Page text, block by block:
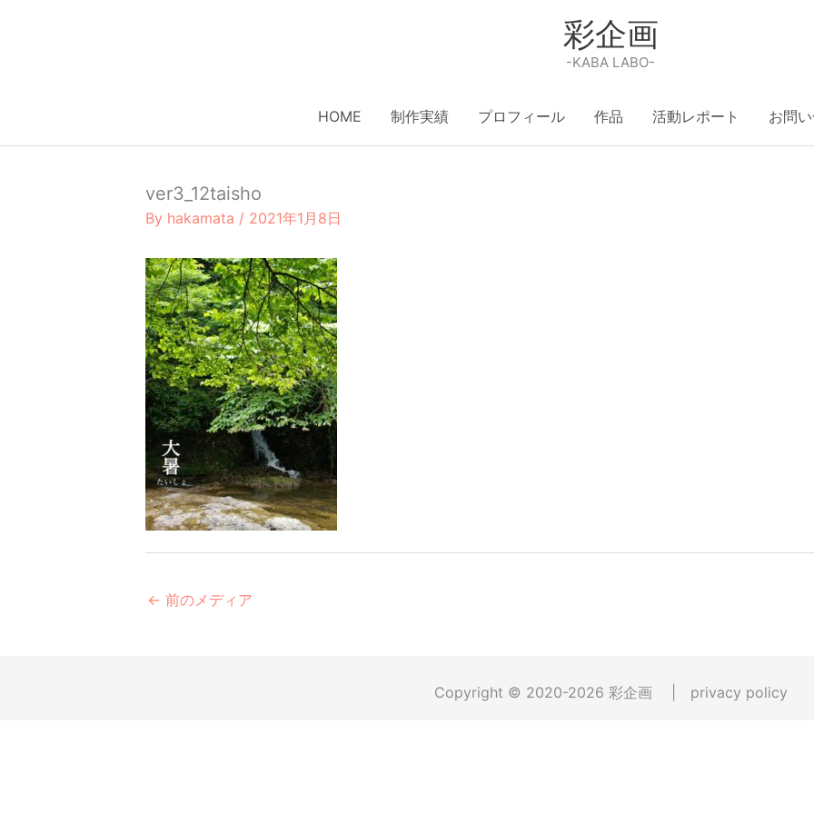
彩企画
-KABA LABO-
HOME 制作実績 プロフィール 作品 活動レポート お問
ver3_12taisho
By hakamata / 2021年1月8日
← 前のメディア
Copyright © 2020-2026 彩企画| privacy policy